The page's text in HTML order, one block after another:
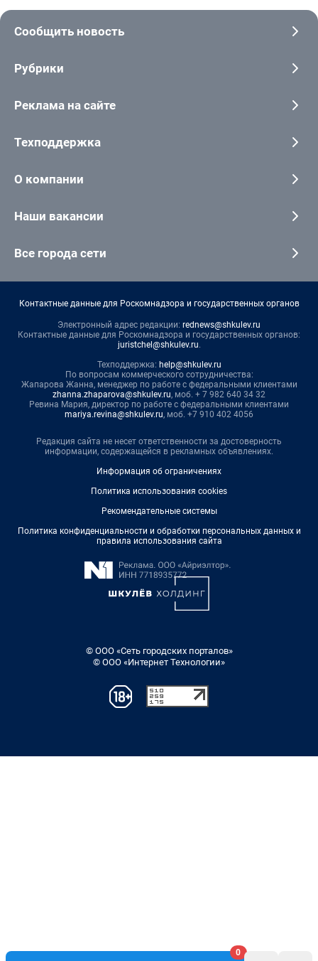
0
Сообщить новость
Рубрики
Реклама на сайте
Техподдержка
О компании
Наши вакансии
Все города сети
Контактные данные для Роскомнадзора и государственных органов
Электронный адрес редакции: rednews@shkulev.ru
Контактные данные для Роскомнадзора и государственных органов:
juristchel@shkulev.ru.
Техподдержка: help@shkulev.ru
По вопросам коммерческого сотрудничества:
Жапарова Жанна, менеджер по работе с федеральными клиентами
zhanna.zhaparova@shkulev.ru, моб. + 7 982 640 34 32
Ревина Мария, директор по работе с федеральными клиентами
mariya.revina@shkulev.ru, моб. +7 910 402 4056
Редакция сайта не несет ответственности за достоверность
информации, содержащейся в рекламных объявлениях.
Информация об ограничениях
Политика использования cookies
Рекомендательные системы
Политика конфиденциальности и обработки персональных данных и
правила использования сайта
© ООО «Сеть городских порталов»
© ООО «Интернет Технологии»